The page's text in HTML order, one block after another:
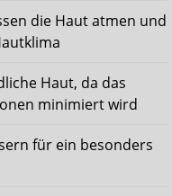
die Haut atmen und
Haut, da das
minimiert wird
für ein besonders